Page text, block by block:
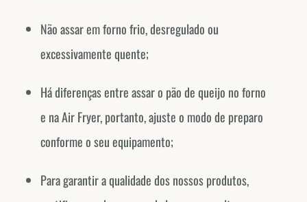
Não assar em forno frio, desregulado ou
excessivamente quente;
Há diferenças entre assar o pão de queijo no forno
e na Air Fryer, portanto, ajuste o modo de preparo
conforme o seu equipamento;
Para garantir a qualidade dos nossos produtos,
@fornodeminasperu
Argentina